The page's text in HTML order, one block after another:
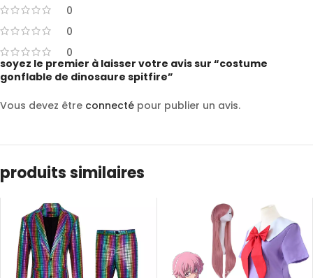
0
0
0
soyez le premier à laisser votre avis sur “costume
gonflable de dinosaure spitfire”
Vous devez être connecté pour publier un avis.
produits similaires